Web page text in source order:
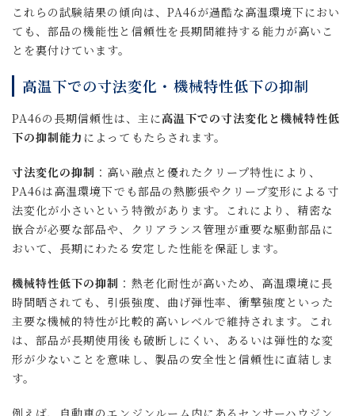
これらの試験結果の傾向は、PA46が過酷な高温環境下におい
ても、部品の機能性と信頼性を長期間維持する能力が高いこ
とを裏付けています。
高温下での寸法変化・機械特性低下の抑制
PA46の長期信頼性は、主に高温下での寸法変化と機械特性低
下の抑制能力 によってもたらされます。
寸法変化の抑制 ：高い融点と優れたクリープ特性により、
PA46は高温環境下でも部品の熱膨張やクリープ変形による寸
法変化が小さいという特徴があります。これにより、精密な
嵌合が必要な部品や、クリアランス管理が重要な駆動部品に
おいて、長期にわたる安定した性能を保証します。
機械特性低下の抑制 ：熱老化耐性が高いため、高温環境に長
時間晒されても、引張強度、曲げ弾性率、衝撃強度といった
主要な機械的特性が比較的高いレベルで維持されます。これ
は、部品が長期使用後も破断しにくい、あるいは弾性的な変
形が少ないことを意味し、製品の安全性と信頼性に直結しま
す。